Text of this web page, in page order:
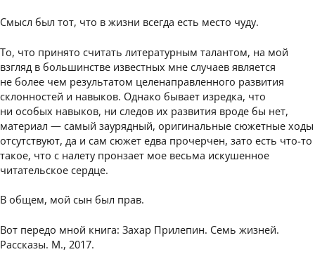
Смысл был тот, что в жизни всегда есть место чуду.
То, что принято считать литературным талантом, на мой
взгляд в большинстве известных мне случаев является
не более чем результатом целенаправленного развития
склонностей и навыков. Однако бывает изредка, что
ни особых навыков, ни следов их развития вроде бы нет,
материал — самый заурядный, оригинальные сюжетные ходы
отсутствуют, да и сам сюжет едва прочерчен, зато есть что-то
такое, что с налету пронзает мое весьма искушенное
читательское сердце.
В общем, мой сын был прав.
Вот передо мной книга: Захар Прилепин. Семь жизней.
Рассказы. М., 2017.